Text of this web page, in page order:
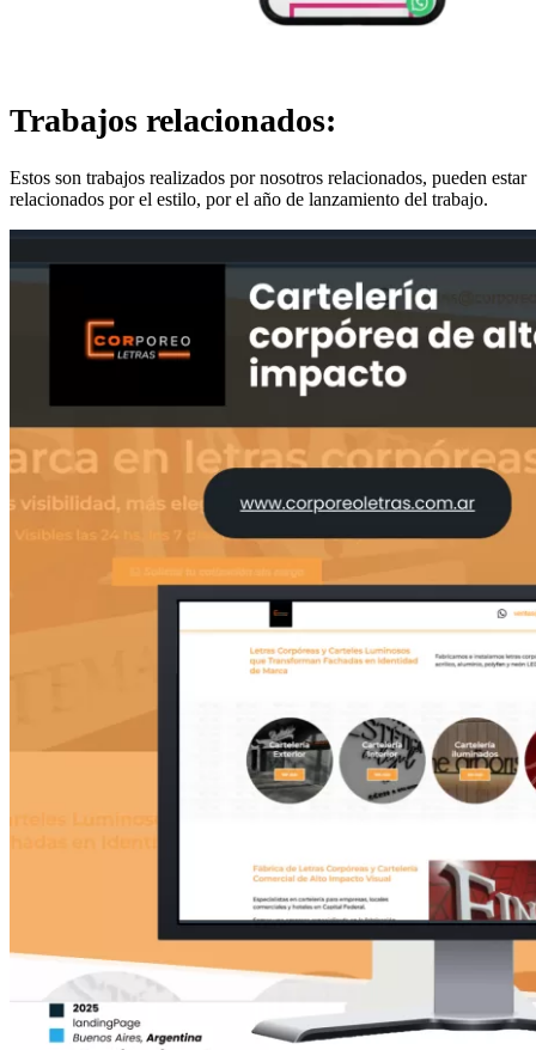
Trabajos relacionados:
Estos son trabajos realizados por nosotros relacionados, pueden estar
relacionados por el estilo, por el año de lanzamiento del trabajo.